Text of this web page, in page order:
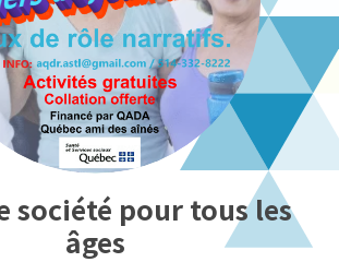
société pour tous les
âges